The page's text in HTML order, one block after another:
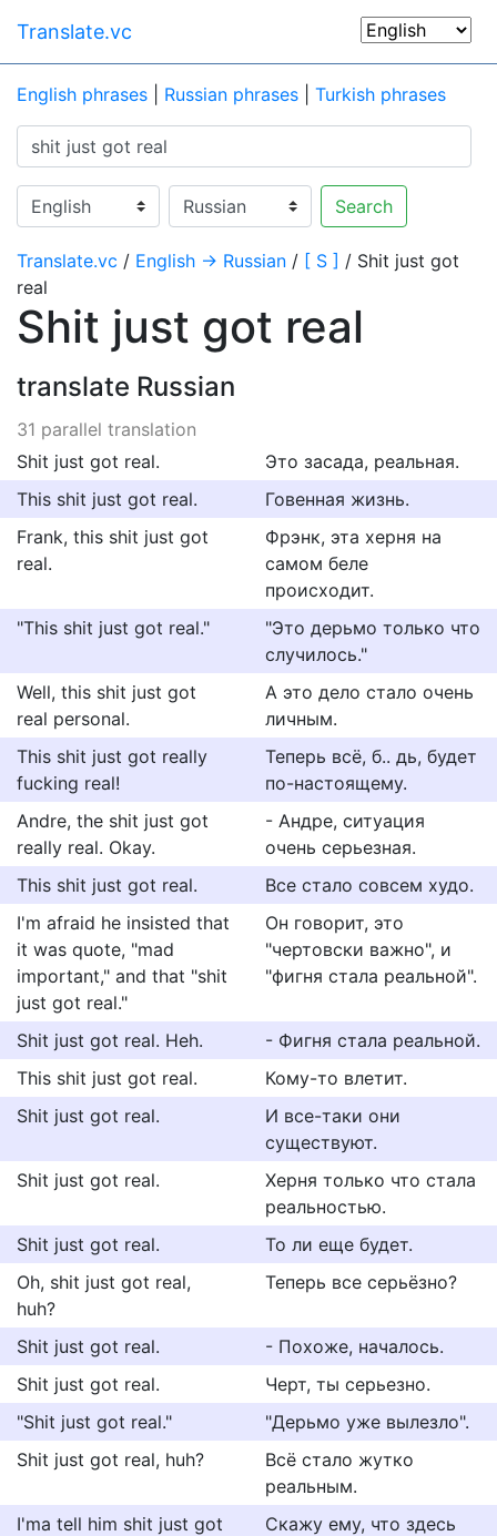
Translate.vc
English phrases Russian phrases Turkish phrases
Search
Translate.vc / English → Russian / [ S ] / Shit just got
real
Shit just got real
translate Russian
31 parallel translation
Shit just got real.
Это засада, реальная.
This shit just got real.
Говенная жизнь.
Frank, this shit just got
real.
Фрэнк, эта херня на
самом беле
происходит.
"This shit just got real."
"Это дерьмо только что
случилось."
Well, this shit just got
real personal.
А это дело стало очень
личным.
This shit just got really
fucking real!
Теперь всё, б.. дь, будет
по-настоящему.
Andre, the shit just got
really real. Okay.
- Андре, ситуация
очень серьезная.
This shit just got real.
Все стало совсем худо.
I'm afraid he insisted that
it was quote, "mad
important," and that "shit
just got real."
Он говорит, это
"чертовски важно", и
"фигня стала реальной".
Shit just got real. Heh.
- Фигня стала реальной.
This shit just got real.
Кому-то влетит.
Shit just got real.
И все-таки они
существуют.
Shit just got real.
Херня только что стала
реальностью.
Shit just got real.
То ли еще будет.
Oh, shit just got real,
huh?
Теперь все серьёзно?
Shit just got real.
- Похоже, началось.
Shit just got real.
Черт, ты серьезно.
"Shit just got real."
"Дерьмо уже вылезло".
Shit just got real, huh?
Всё стало жутко
реальным.
I'ma tell him shit just got
Скажу ему, что здесь